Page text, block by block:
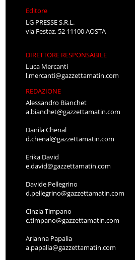
Editore
LG PRESSE S.R.L.
via Festaz, 52 11100 AOSTA
DIRETTORE RESPONSABILE
Luca Mercanti
l.mercanti@gazzettamatin.com
REDAZIONE
Alessandro Bianchet
a.bianchet@gazzettamatin.com
Danila Chenal
d.chenal@gazzettamatin.com
Erika David
e.david@gazzettamatin.com
Davide Pellegrino
d.pellegrino@gazzettamatin.com
Cinzia Timpano
c.timpano@gazzettamatin.com
Arianna Papalia
a.papalia@gazzettamatin.com